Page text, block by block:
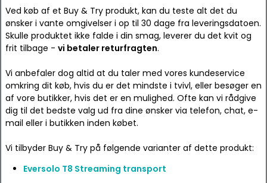
Ved køb af et Buy & Try produkt, kan du teste alt det du
ønsker i vante omgivelser i op til 30 dage fra leveringsdatoen.
Skulle produktet ikke falde i din smag, leverer du det kvit og
frit tilbage - vi betaler returfragten.
Vi anbefaler dog altid at du taler med vores kundeservice
omkring dit køb, hvis du er det mindste i tvivl, eller besøger en
af vore butikker, hvis det er en mulighed. Ofte kan vi rådgive
dig til det bedste valg ud fra dine ønsker via telefon, chat, e-
mail eller i butikken inden købet.
Vi tilbyder Buy & Try på følgende varianter af dette produkt:
Eversolo T8 Streaming transport